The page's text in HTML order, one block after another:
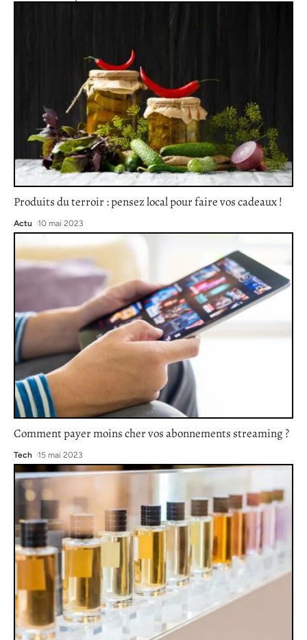
Produits du terroir : pensez local pour faire vos cadeaux !
Actu 10 mai 2023
Comment payer moins cher vos abonnements streaming ?
Tech 15 mai 2023